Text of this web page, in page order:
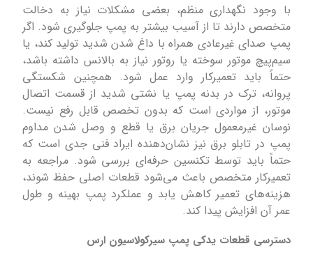
با وجود نگهداری منظم، بعضی مشکلات نیاز به دخالت
متخصص دارند تا از آسیب بیشتر به پمپ جلوگیری شود. اگر
پمپ صدای غیرعادی همراه با داغ شدن شدید تولید کند، یا
سیم‌پیچ موتور سوخته یا روتور نیاز به بالانس داشته باشد،
حتماً باید تعمیرکار وارد عمل شود. همچنین شکستگی
پروانه، ترک در بدنه پمپ یا نشتی شدید از قسمت اتصال
موتور، از مواردی است که بدون تخصص قابل رفع نیست.
نوسان غیرمعمول جریان برق یا قطع و وصل شدن مداوم
پمپ در تابلو برق نیز نشان‌دهنده ایراد فنی جدی است که
حتماً باید توسط تکنسین حرفه‌ای بررسی شود. مراجعه به
تعمیرکار متخصص باعث می‌شود قطعات اصلی حفظ شوند،
هزینه‌های تعمیر کاهش یابد و عملکرد پمپ بهینه و طول
عمر آن افزایش پیدا کند.
دسترسی قطعات یدکی پمپ سیرکولاسیون ارس